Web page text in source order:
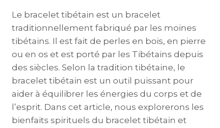
Le bracelet tibétain est un bracelet
traditionnellement fabriqué par les moines
tibétains. Il est fait de perles en bois, en pierre
ou en os et est porté par les Tibétains depuis
des siècles. Selon la tradition tibétaine, le
bracelet tibétain est un outil puissant pour
aider à équilibrer les énergies du corps et de
l’esprit. Dans cet article, nous explorerons les
bienfaits spirituels du bracelet tibétain et